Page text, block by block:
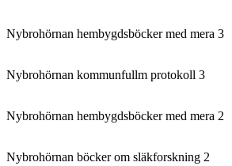
Nybrohörnan hembygdsböcker med mera 3
Nybrohörnan kommunfullm protokoll 3
Nybrohörnan hembygdsböcker med mera 2
Nybrohörnan böcker om släkforskning 2